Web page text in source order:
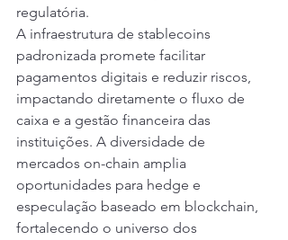
regulatória.
A infraestrutura de stablecoins
padronizada promete facilitar
pagamentos digitais e reduzir riscos,
impactando diretamente o fluxo de
caixa e a gestão financeira das
instituições. A diversidade de
mercados on-chain amplia
oportunidades para hedge e
especulação baseado em blockchain,
fortalecendo o universo dos